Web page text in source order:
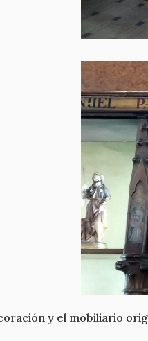
y el mobiliario